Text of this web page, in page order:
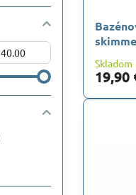
Skladom
19,90